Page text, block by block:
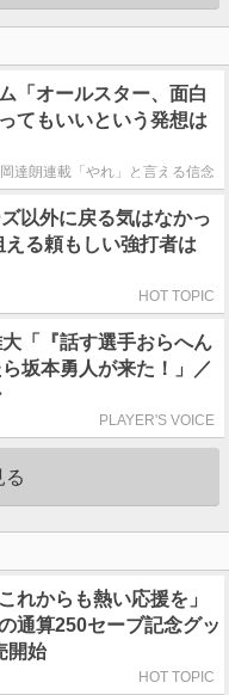
「オールスター、面白
てもいいという発想は
達朗連載「やれ」と言える信念
ズ以外に戻る気はなかっ
える頼もしい強打者は
HOT TOPIC
「『話す選手おらへん
坂本勇人が来た！」／
PLAYER'S VOICE
る
れからも熱い応援を」
通算250セーブ記念グッ
開始
HOT TOPIC